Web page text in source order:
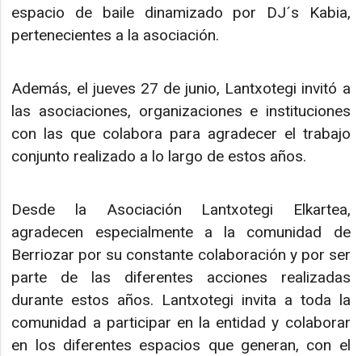
espacio de baile dinamizado por DJ´s Kabia,
pertenecientes a la asociación.
Además, el jueves 27 de junio, Lantxotegi invitó a
las asociaciones, organizaciones e instituciones
con las que colabora para agradecer el trabajo
conjunto realizado a lo largo de estos años.
Desde la Asociación Lantxotegi Elkartea,
agradecen especialmente a la comunidad de
Berriozar por su constante colaboración y por ser
parte de las diferentes acciones realizadas
durante estos años. Lantxotegi invita a toda la
comunidad a participar en la entidad y colaborar
en los diferentes espacios que generan, con el